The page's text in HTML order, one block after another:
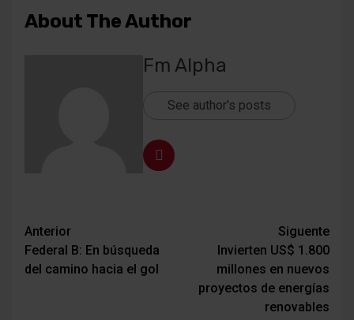
About The Author
Fm Alpha
See author's posts
Navegación
de
Anterior
Federal B: En búsqueda
del camino hacia el gol
Siguente
Invierten US$ 1.800
millones en nuevos
proyectos de energías
renovables